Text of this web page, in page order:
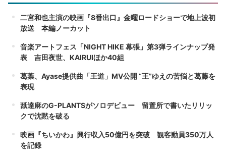
二宮和也主演の映画『8番出口』金曜ロードショーで地上波初
放送 本編ノーカット
音楽アートフェス「NIGHT HIKE 幕張」第3弾ラインナップ発
表 吉田夜世、KAIRUIほか40組
葛葉、Ayase提供曲「王道」MV公開 “王”ゆえの苦悩と葛藤を
表現
舐達麻のG-PLANTSがソロデビュー 留置所で書いたリリッ
クで沈黙を破る
映画『ちいかわ』興行収入50億円を突破 観客動員350万人
を記録